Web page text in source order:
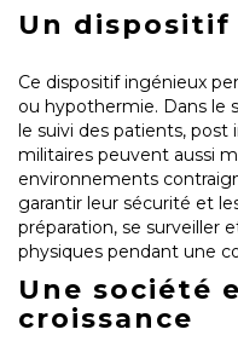
Un
Ce dispositif ingénieux
ou hypothermie. Dans le
le suivi des patients,
militaires peuvent aussi
environnements
garantir leur sécurité et
préparation, se surveiller
physiques pendant une
Une société
croissance